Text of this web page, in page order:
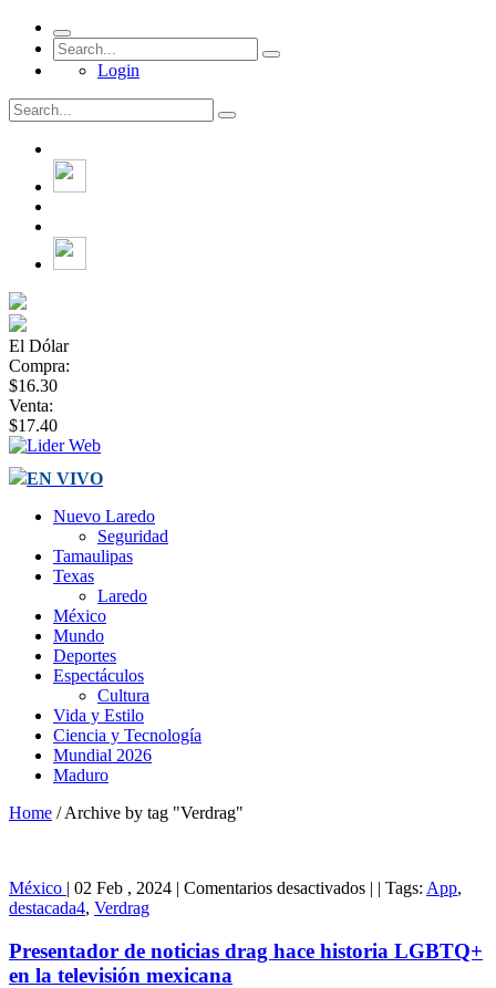
Login
El Dólar
Compra:
$16.30
Venta:
$17.40
EN VIVO
Nuevo Laredo
Seguridad
Tamaulipas
Texas
Laredo
México
Mundo
Deportes
Espectáculos
Cultura
Vida y Estilo
Ciencia y Tecnología
Mundial 2026
Maduro
Home / Archive by tag "Verdrag"
México | 02 Feb , 2024 | Comentarios desactivadosen
noticias
drag
| | Tags: App,
destacada4, Verdrag
Presentador de noticias drag hace historia LGBTQ+
en la televisión mexicana